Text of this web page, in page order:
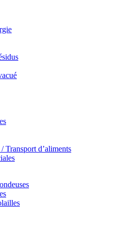
Transport d’aliments